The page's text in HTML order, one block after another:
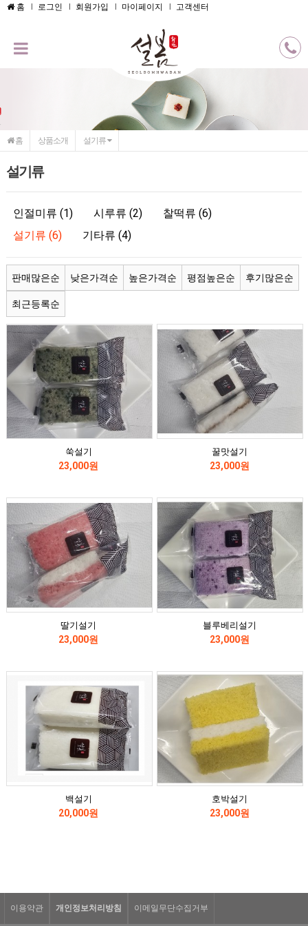
메인콘텐츠 바로가기
홈 로그인 회원가입 마이페이지 고객센터
홈 상품소개 설기류
설기류
인절미류 (1) 시루류 (2)
찰떡류 (6)
설기류 (6)
기타류 (4)
판매많은순 낮은가격순 높은가격순 평점높은순 후기많은순
최근등록순
쑥설기
23,000원
꿀맛설기
23,000원
딸기설기
23,000원
블루베리설기
23,000원
백설기
20,000원
호박설기
23,000원
이용약관 개인정보처리방침 이메일무단수집거부